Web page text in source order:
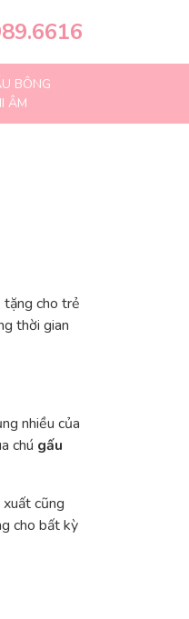
BÔNG
ÂM
tặng cho trẻ
thời gian
nhiều của
chú gấu
cũng
cho bất kỳ